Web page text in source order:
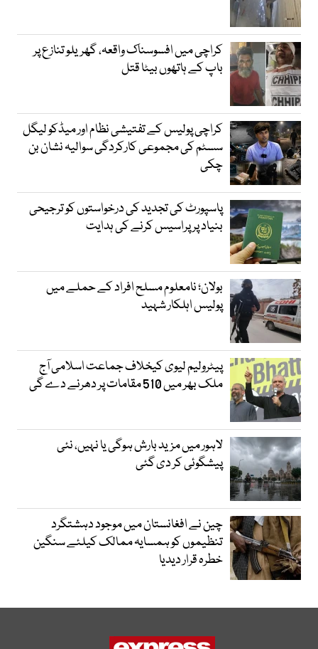
کراچی میں افسوسناک واقعہ، گھریلو تنازع پر
باپ کے ہاتھوں بیٹا قتل
کراچی پولیس کے تفتیشی نظام اور میڈکو لیگل
سسٹم کی مجموعی کارکردگی سوالیہ نشان بن
چکی
پاسپورٹ کی تجدید کی درخواستوں کو ترجیحی
بنیاد پر پراسیس کرنے کی ہدایت
بولان؛ نامعلوم مسلح افراد کے حملے میں
پولیس اہلکار شہید
پیٹرولیم لیوی کیخلاف جماعت اسلامی آج
ملک بھر میں 510 مقامات پر دھرنے دے گی
لاہور میں مزید بارش ہوگی یا نہیں، نئی
پیشگوئی کر دی گئی
چین نے افغانستان میں موجود دہشتگرد
تنظیموں کو ہمسایہ ممالک کیلئے سنگین
خطرہ قرار دیدیا